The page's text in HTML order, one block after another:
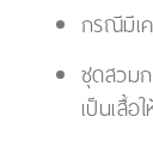
กรณีมีเ
ชุดสวม
เป็นเสื้อ